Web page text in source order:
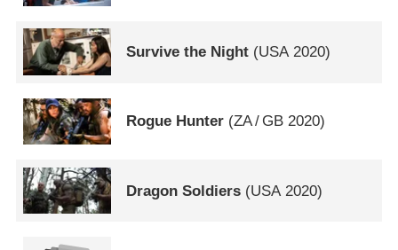
Survive the Night (USA2020)
Rogue Hunter (ZA/ GB 2020)
Dragon Soldiers (USA 2020)